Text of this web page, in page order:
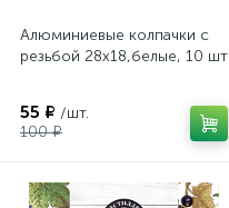
Алюминиевые колпачки с
резьбой 28х18,белые, 10 шт
55 ₽ /шт.
100 ₽